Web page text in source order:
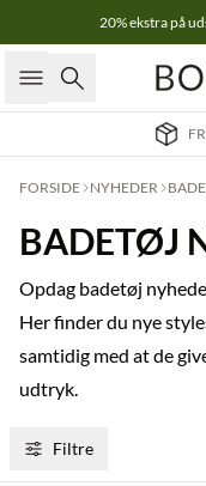
20% ekstra på
Søg
FORSIDE NYHEDER
BADETØJ
Opdag badetøj
Her finder du nye
samtidig med at de
udtryk.
Filtre